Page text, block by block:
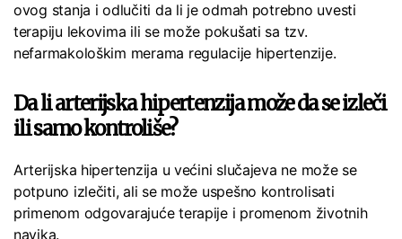
ovog stanja i odlučiti da li je odmah potrebno uvesti
terapiju lekovima ili se može pokušati sa tzv.
nefarmakološkim merama regulacije hipertenzije.
Da li arterijska hipertenzija može da se izleči
ili samo kontroliše?
Arterijska hipertenzija u većini slučajeva ne može se
potpuno izlečiti, ali se može uspešno kontrolisati
primenom odgovarajuće terapije i promenom životnih
navika.